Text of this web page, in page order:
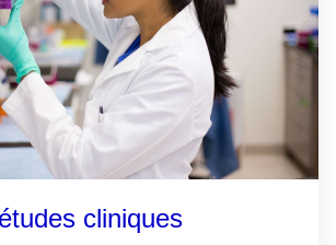
cliniques